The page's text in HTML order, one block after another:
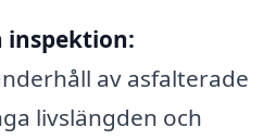
inspektion:
av asfalterade
livslängden och